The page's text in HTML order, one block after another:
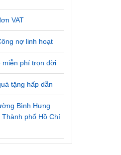
VAT
nợ linh hoạt
miễn phí trọn đời
tặng hấp dẫn
Bình Hưng
phố Hồ Chí